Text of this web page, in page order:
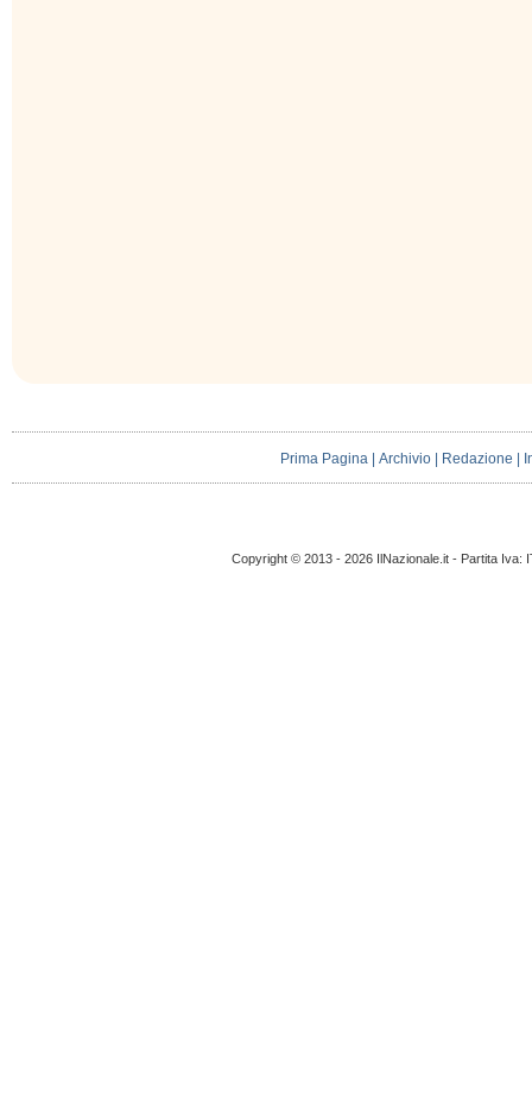
Prima Pagina |Archivio Redazione
Copyright © 2013 - 2026 IlNazionale.it - Partita Iva: